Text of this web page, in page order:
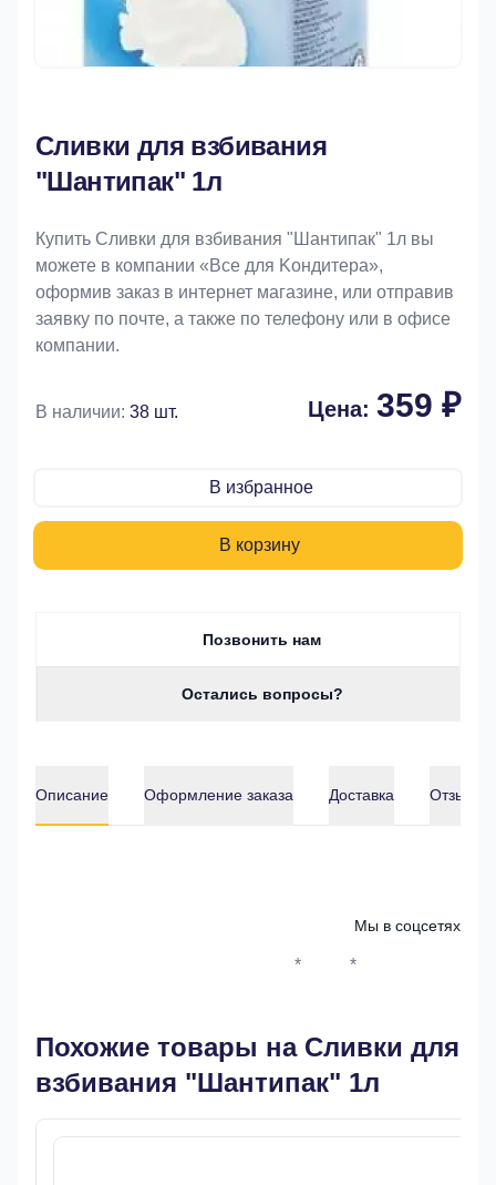
Сливки для взбивания
"Шантипак" 1л
Купить Сливки для взбивания "Шантипак" 1л вы
можете в компании «Bce для Koндитeрa»,
оформив заказ в интернет магазине, или отправив
заявку по почте, а также по телефону или в офисе
компании.
В наличии: 38 шт. Цена: 359 ₽
В избранное
В корзину
Позвонить нам
Остались вопросы?
Описание Оформление заказа Доставка Отзывы
Мы в соцсетях
* *
Похожие товары на Сливки для
взбивания "Шантипак" 1л